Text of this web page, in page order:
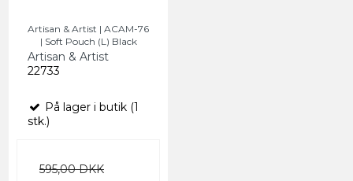
Artisan & Artist | ACAM-76
| Soft Pouch (L) Black
Artisan & Artist
22733
På lager i butik (1
stk.)
595,00 DKK